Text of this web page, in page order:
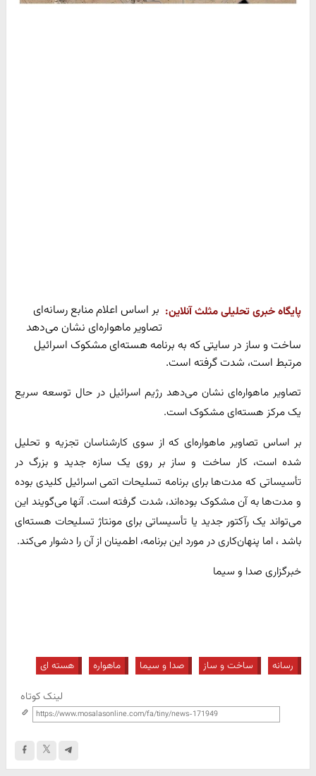
پایگاه خبری تحلیلی مثلث آنلاین: بر اساس اعلام منابع رسانه‌ای
تصاویر ماهواره‌ای نشان می‌دهد
ساخت و ساز در سایتی که به برنامه هسته‌ای مشکوک اسرائیل
مرتبط است، شدت گرفته است.
تصاویر ماهواره‌ای نشان می‌دهد رژیم اسرائیل در حال توسعه سریع
یک مرکز هسته‌ای مشکوک است.
بر اساس تصاویر ماهواره‌ای که از سوی کارشناسان تجزیه و تحلیل
شده است، کار ساخت و ساز بر روی یک سازه جدید و بزرگ در
تأسیساتی که مدت‌ها برای برنامه تسلیحات اتمی اسرائیل کلیدی بوده
و مدت‌ها به آن مشکوک بوده‌اند، شدت گرفته است. آنها می‌گویند این
می‌تواند یک رآکتور جدید یا تأسیساتی برای مونتاژ تسلیحات هسته‌ای
باشد ، اما پنهان‌کاری در مورد این برنامه، اطمینان از آن را دشوار می‌کند.
خبرگزاری صدا و سیما
رسانه ساخت و ساز صدا و سیما ماهواره هسته ای
لینک کوتاه